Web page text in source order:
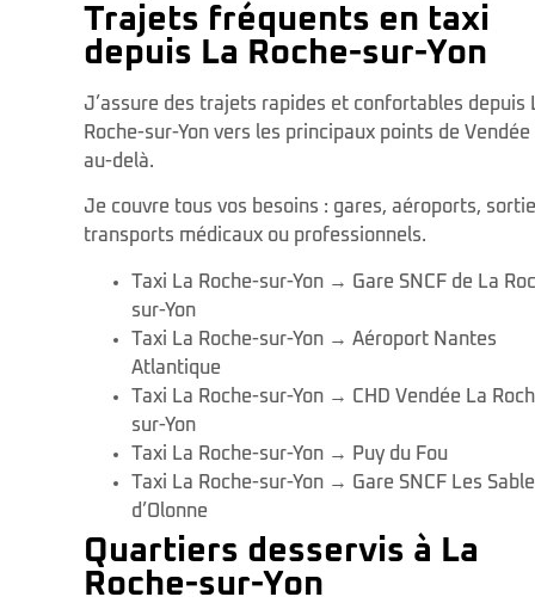
Trajets fréquents en taxi
depuis La Roche-sur-Yon
J’assure des trajets rapides et confortables depuis
Roche-sur-Yon vers les principaux points de Vendée
au-delà.
Je couvre tous vos besoins : gares, aéroports,
transports médicaux ou professionnels.
Taxi La Roche-sur-Yon → Gare SNCF de La
sur-Yon
Taxi La Roche-sur-Yon → Aéroport Nantes
Atlantique
Taxi La Roche-sur-Yon → CHD Vendée La
sur-Yon
Taxi La Roche-sur-Yon → Puy du Fou
Taxi La Roche-sur-Yon → Gare SNCF Les
d’Olonne
Quartiers desservis à La
Roche-sur-Yon